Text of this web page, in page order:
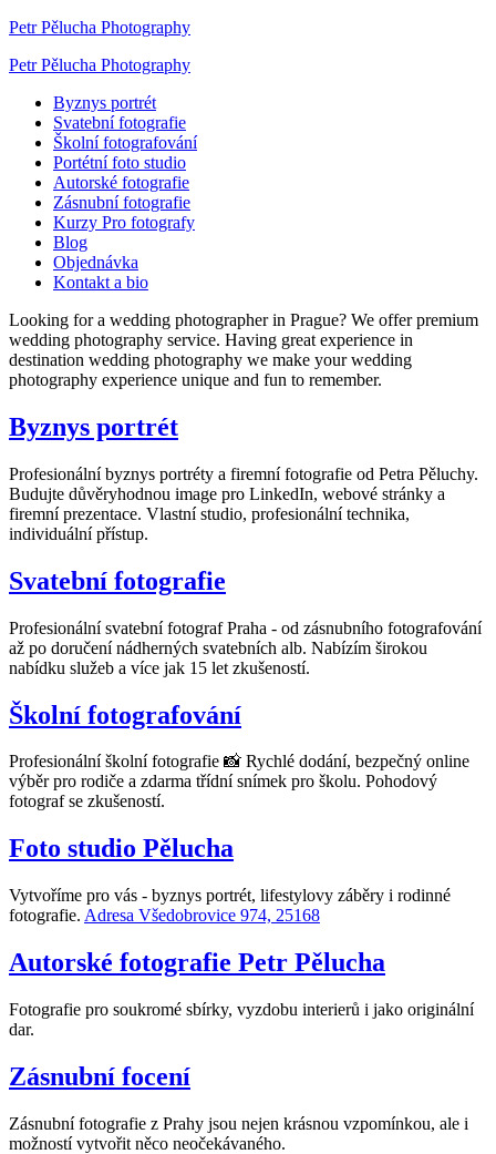
Petr Pělucha Photography
Petr Pělucha Photography
Byznys portrét
Svatební fotografie
Školní fotografování
Portétní foto studio
Autorské fotografie
Zásnubní fotografie
Kurzy Pro fotografy
Blog
Objednávka
Kontakt a bio
Looking for a wedding photographer in Prague? We offer premium
wedding photography service. Having great experience in
destination wedding photography we make your wedding
photography experience unique and fun to remember.
Byznys portrét
Profesionální byznys portréty a firemní fotografie od Petra Pěluchy.
Budujte důvěryhodnou image pro LinkedIn, webové stránky a
firemní prezentace. Vlastní studio, profesionální technika,
individuální přístup.
Svatební fotografie
Profesionální svatební fotograf Praha - od zásnubního fotografování
až po doručení nádherných svatebních alb. Nabízím širokou
nabídku služeb a více jak 15 let zkušeností.
Školní fotografování
Profesionální školní fotografie 📸 Rychlé dodání, bezpečný online
výběr pro rodiče a zdarma třídní snímek pro školu. Pohodový
fotograf se zkušeností.
Foto studio Pělucha
Vytvoříme pro vás - byznys portrét, lifestylovy záběry i rodinné
fotografie. Adresa Všedobrovice 974, 25168
Autorské fotografie Petr Pělucha
Fotografie pro soukromé sbírky, vyzdobu interierů i jako originální
dar.
Zásnubní focení
Zásnubní fotografie z Prahy jsou nejen krásnou vzpomínkou, ale i
možností vytvořit něco neočekávaného.